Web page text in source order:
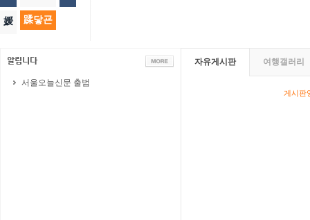
媛 蹂닿굔
서울오늘신문 출범
자유게시판 여행갤러리
게시판